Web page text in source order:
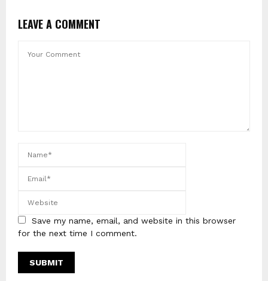
LEAVE A COMMENT
Save my name, email, and website in this browser
for the next time I comment.